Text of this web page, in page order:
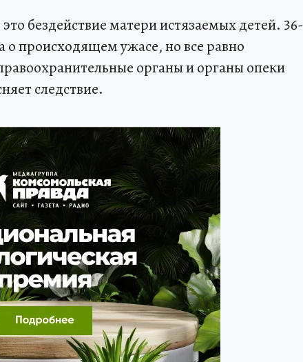
бездействие матери истязаемых детей. 36-
происходящем ужасе, но все равно
органы и органы опеки
следствие.